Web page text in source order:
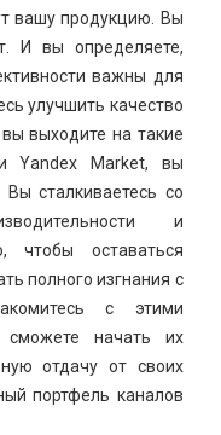
вашу продукцию. Вы
И вы определяете,
важны для
улучшить качество
выходите на такие
Yandex Market, вы
сталкиваетесь со
и
чтобы оставаться
полного изгнания с
с этими
сможете начать их
отдачу от своих
портфель каналов